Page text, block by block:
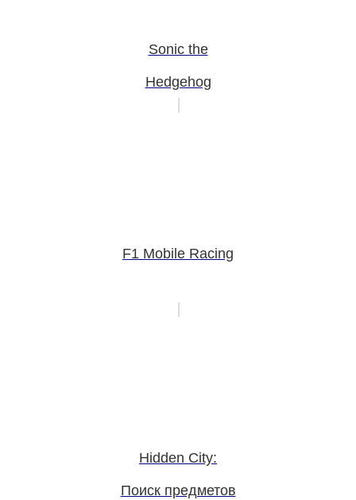
Sonic the
Hedgehog
F1 Mobile Racing
Hidden City:
Поиск предметов